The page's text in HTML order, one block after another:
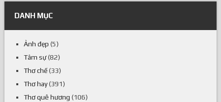
DANH MỤC
Ảnh đẹp (5)
Tâm sự(82)
Thơ chế(33)
Thơ hay(391)
Thơ quê hương (106)